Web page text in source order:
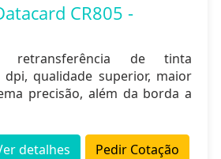
CR805 -
retransferência de tinta
dpi, qualidade superior, maior
precisão, além da borda a
Pedir Cotação
detalhes